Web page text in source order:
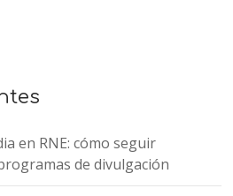
en RNE: cómo seguir
de divulgación